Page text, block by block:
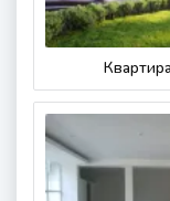
Квартира